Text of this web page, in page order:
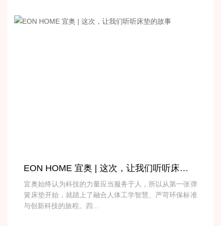
EON HOME 宜奥 | 这次，让我们听听床垫的故事
宜奥始终认为科技的力量应当服务于人，所以从第一张弹
簧床垫开始，就踏上了融合人体工学智慧、严苛环保标准
与创新科技的旅程。四...